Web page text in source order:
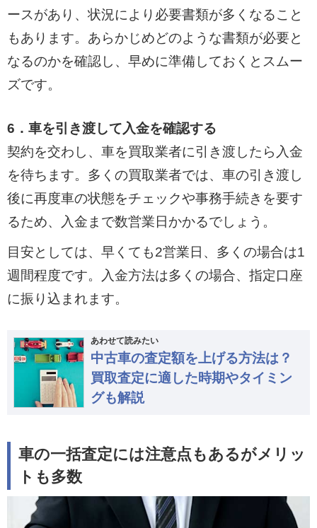
ースがあり、状況により必要書類が多くなること
もあります。あらかじめどのような書類が必要と
なるのかを確認し、早めに準備しておくとスムー
ズです。
6．車を引き渡して入金を確認する
契約を交わし、車を買取業者に引き渡したら入金
を待ちます。多くの買取業者では、車の引き渡し
後に再度車の状態をチェックや事務手続きを要す
るため、入金まで数営業日かかるでしょう。
目安としては、早くても2営業日、多くの場合は1
週間程度です。入金方法は多くの場合、指定口座
に振り込まれます。
あわせて読みたい
中古車の査定額を上げる方法は？
買取査定に適した時期やタイミン
グも解説
車の一括査定には注意点もあるがメリッ
トも多数